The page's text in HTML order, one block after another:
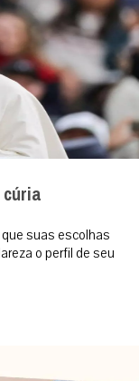
suas escolhas
o perfil de seu